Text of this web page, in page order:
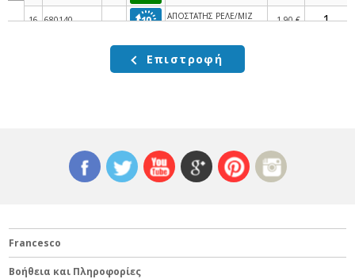
16 680140 ΑΠΟΣΤΑΤΗΣ ΡΕΛΕ/ΜΙΖ
VESPA PRIM 125/150-S 1,90 €
PROTEZIONE BORDO
ΠΟΛ/ΣΤΗΣ SCOOTER
641040 ΚΑΛΥΜΜΑ ΜΟΝΩΣΗΣ
ΜΠΟΥΖΟΚΑΛΩΔΙΟΥ 3,20 €
ΑΚΡΟΦΥΣΙΟ ΠΟΛ/
24 642200
25 641764
Επιστροφή
Francesco
Βοήθεια και Πληροφορίες